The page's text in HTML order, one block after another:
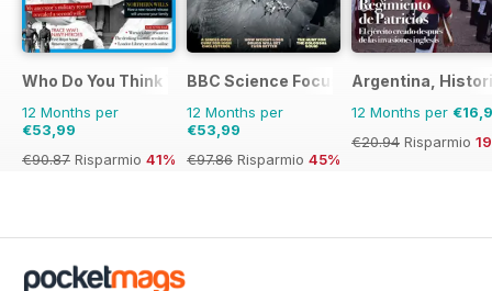
Who Do You Think You Are?
12 Months per
€53,99
€90.87 Risparmio 41%
BBC Science Focus Magazine
12 Months per
€53,99
€97.86 Risparmio 45%
Argentina,
12 Months per
€20.94 Risparmio